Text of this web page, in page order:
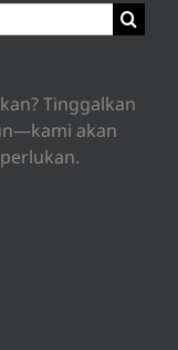
Tinggalkan
akan